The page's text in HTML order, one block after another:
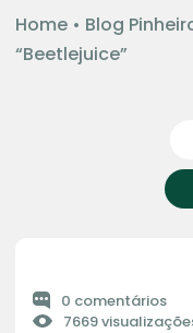
Home• Blog
“Beetlejuice”
0 comentários
7669